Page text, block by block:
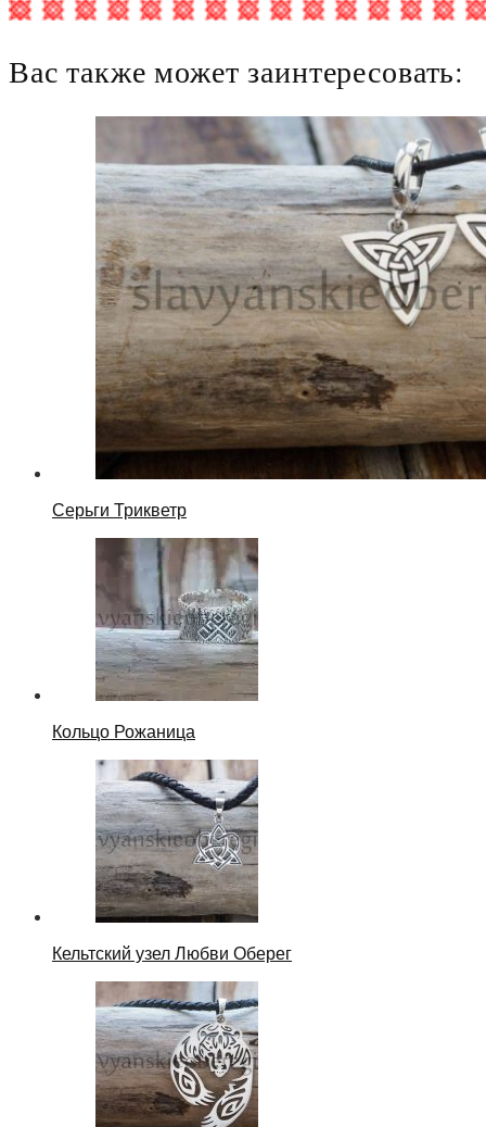
Вас также может заинтересовать:
Серьги Трикветр
Кольцо Рожаница
Кельтский узел Любви Оберег